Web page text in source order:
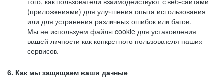
(приложениями) для улучшения опыта использования
или для устранения различных ошибок или багов.
Мы не используем файлы cookie для установления
вашей личности как конкретного пользователя наших
сервисов.
6. Как мы защищаем ваши данные